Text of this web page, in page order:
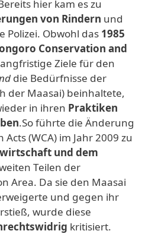
hier kam es zu
von Rindern und
Polizei. Obwohl das 1985
Conservation and
Ziele für den
die Bedürfnisse der
der Maasai) beinhaltete,
in ihren Praktiken
.So führte die Änderung
(WCA) im Jahr 2009 zu
und dem
Teilen der
Area. Da sie den Maasai
und gegen ihr
wurde diese
kritisiert.